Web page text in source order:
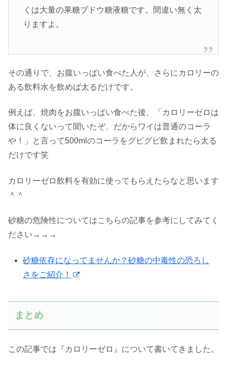
くは大量の果糖ブドウ糖液糖です。間違い無く太
りますよ。
その通りで、お腹いっぱい食べた人が、さらにカロリーの
ある飲料水を飲めば太るだけです。
例えば、焼肉をお腹いっぱい食べた後、「カロリーゼロは
体に良くないって聞いたぞ、だからワイは普通のコーラ
や！」と言って500mlのコーラをグビグビ飲まれたら太る
だけです笑
カロリーゼロ飲料を有効に使ってもらえたらなと思います
＾＾
砂糖の危険性についてはこちらの記事を参考にしてみてく
ださい→→→
砂糖依存になってませんか？砂糖の中毒性の恐ろし
さをご紹介！
まとめ
この記事では『カロリーゼロ』について書いてきました。